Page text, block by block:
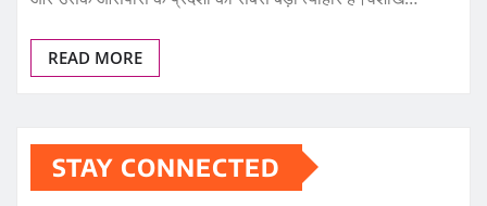
READ MORE
STAY CONNECTED